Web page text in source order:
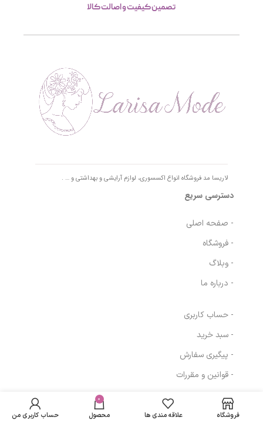
تصمین کیفیت و اصالت کالا
لاریسا مد فروشگاه انواع اکسسوری، لوازم آرایشی و بهداشتی و … .
دسترسی سریع
- صفحه اصلی
- فروشگاه
- وبلاگ
- درباره ما
- حساب کاربری
- سبد خرید
- پیگیری سفارش
- قوانین و مقررات
مسیرهای ارتباطی
کنسانتره کانتور
چشم کلایتون 576,576 تومان
باشد فروشگاه علاقه مندی ها
0
محصول حساب کاربری من